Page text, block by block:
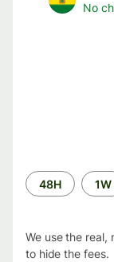
No
Time
period
48H 1W
We use the real,
to hide the fees.